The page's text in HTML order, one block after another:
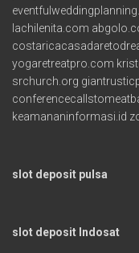
lachilenita.com
yogaretreatpro.com
srchurch.org
keamananinformasi.id
slot deposit pulsa
slot deposit Indosat